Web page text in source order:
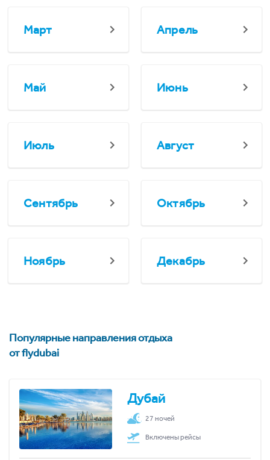
Март Апрель
Май Июнь
Июль Август
Сентябрь Октябрь
Ноябрь Декабрь
Популярные направления отдыха
от flydubai
Дубай
27 ночей
Включены рейсы